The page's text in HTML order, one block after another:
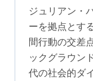
ジュリアン・
ーを拠点とす
間行動の交差
ックグラウン
代の社会的ダ